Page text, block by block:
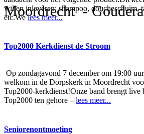
Moordrecht -
willen inleveren: shampoo, doucheschuim,
etc.Welees meer...
Top2000 Kerkdienst de Stroom
Op zondagavond 7 december om 19:00
welkom in de Dorpskerk in Moordrecht
Top2000-kerkdienst!Onze band brengt live
Top2000 ten gehore – lees meer...
Seniorenontmoeting